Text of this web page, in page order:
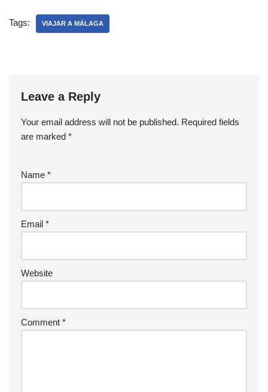
Tags: VIAJAR A MÁLAGA
Leave a Reply
Your email address will not be published. Required fields
are marked *
Name *
Email *
Website
Comment *